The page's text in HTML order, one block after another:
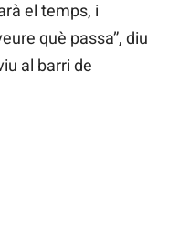
el temps, i
què passa”, diu
al barri de